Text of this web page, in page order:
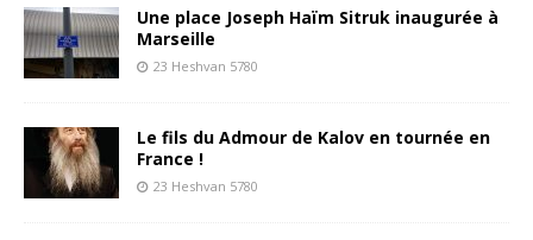
Une place Joseph Haïm Sitruk inaugurée à
Marseille
23 Heshvan 5780
Le fils du Admour de Kalov en tournée en
France !
23 Heshvan 5780